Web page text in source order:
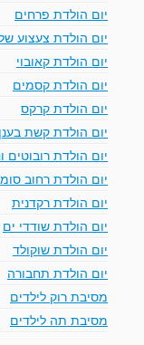
יום הולדת פרחים
יום הולדת צעצוע
יום הולדת קאובוי
יום הולדת קסמים
יום הולדת קרקס
יום הולדת קשת בענן
יום הולדת רובוטים
יום הולדת רחוב
יום הולדת רקדנית
יום הולדת שודדי ים
יום הולדת שוקולד
יום הולדת תחבורה
מסיבת רוק לילדים
מסיבת תה לילדים